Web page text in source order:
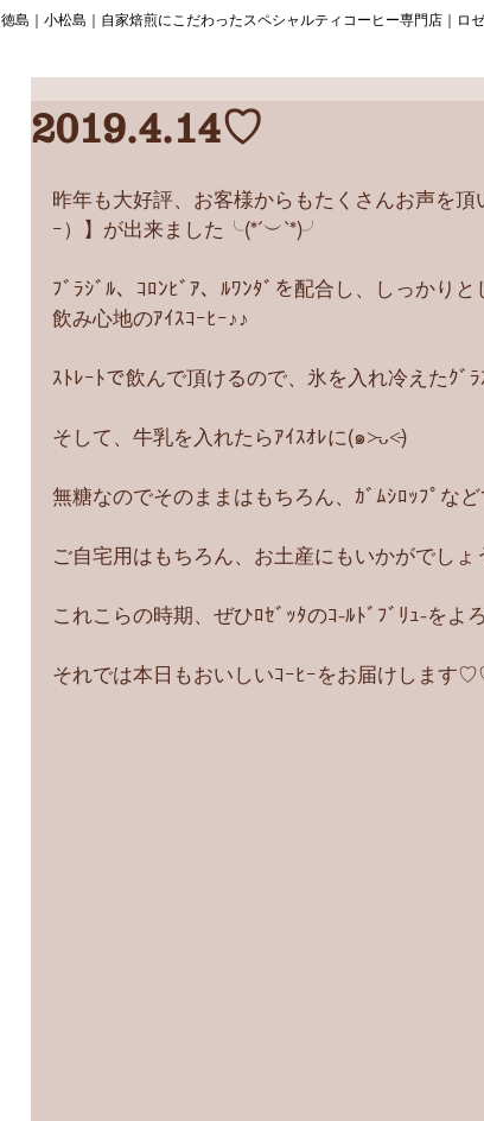
徳島｜小松島｜自家焙煎にこだわったスペシャルティコーヒー専門店｜ロ
2019.4.14♡
昨年も大好評、お客様からもたくさんお声を頂
ｰ）】が出来ました╰(*´︶`*)╯
ﾌﾞﾗｼﾞﾙ、ｺﾛﾝﾋﾞｱ、ﾙﾜﾝﾀﾞを配合し、しっかり
飲み心地のｱｲｽｺｰﾋｰ♪♪
ｽﾄﾚｰﾄで飲んで頂けるので、氷を入れ冷えたｸ
そして、牛乳を入れたらｱｲｽｵﾚに(๑˃̵ᴗ˂̵)
無糖なのでそのままはもちろん、ｶﾞﾑｼﾛｯﾌﾟな
ご自宅用はもちろん、お土産にもいかがでし
これこらの時期、ぜひﾛｾﾞｯﾀのｺ-ﾙﾄﾞﾌﾞﾘｭ-を
それでは本日もおいしいｺｰﾋｰをお届けしま